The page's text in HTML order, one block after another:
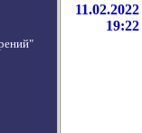
11.02.2022
19:22